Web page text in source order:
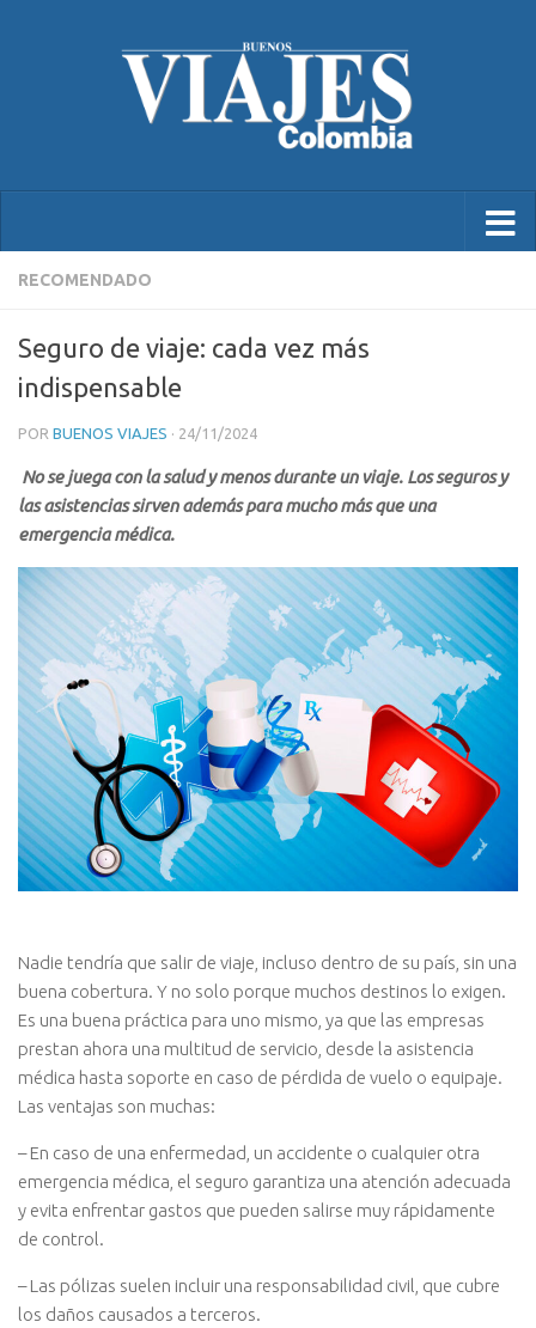
RECOMENDADO
Seguro de viaje: cada vez más
indispensable
POR BUENOS VIAJES · 24/11/2024
No se juega con la salud y menos durante un viaje. Los seguros y
las asistencias sirven además para mucho más que una
emergencia médica.
Nadie tendría que salir de viaje, incluso dentro de su país, sin una
buena cobertura. Y no solo porque muchos destinos lo exigen.
Es una buena práctica para uno mismo, ya que las empresas
prestan ahora una multitud de servicio, desde la asistencia
médica hasta soporte en caso de pérdida de vuelo o equipaje.
Las ventajas son muchas:
– En caso de una enfermedad, un accidente o cualquier otra
emergencia médica, el seguro garantiza una atención adecuada
y evita enfrentar gastos que pueden salirse muy rápidamente
de control.
– Las pólizas suelen incluir una responsabilidad civil, que cubre
los daños causados a terceros.